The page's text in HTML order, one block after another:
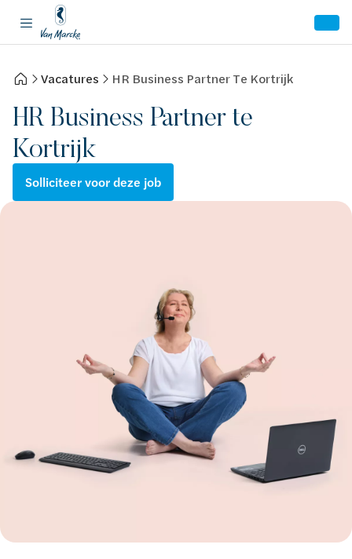
Vacatures HR Business Partner Te Kortrijk
HR Business Partner te
Kortrijk
Solliciteer voor deze job